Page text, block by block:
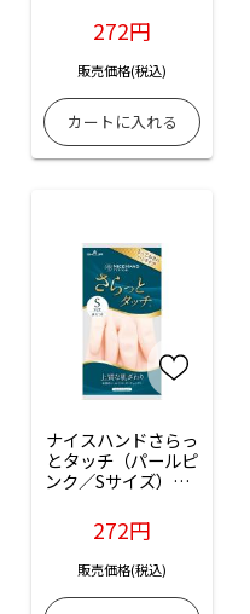
272円
販売価格(税込)
ナイスハンドさらっ
とタッチ（パールピ
ンク／Sサイズ）：1
272円
販売価格(税込)